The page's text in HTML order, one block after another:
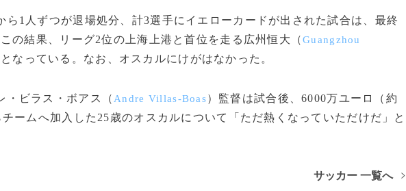
1人ずつが退場処分、計3選手にイエローカードが出された試合は、最終
の結果、リーグ2位の上海上港と首位を走る広州恒大（Guangzhou
なっている。なお、オスカルにけがはなかった。
ビラス・ボアス（ Andre Villas-Boas）監督は試合後、6000万ユーロ（約
ームへ加入した25歳のオスカルについて「ただ熱くなっていただけだ」と
サッカー 一覧へ >